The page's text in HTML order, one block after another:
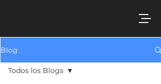
Blog
Todos los Blogs